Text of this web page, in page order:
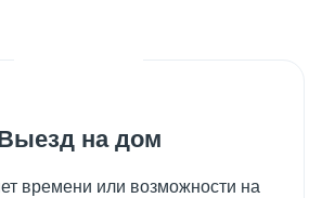
на дом
времени или возможности на